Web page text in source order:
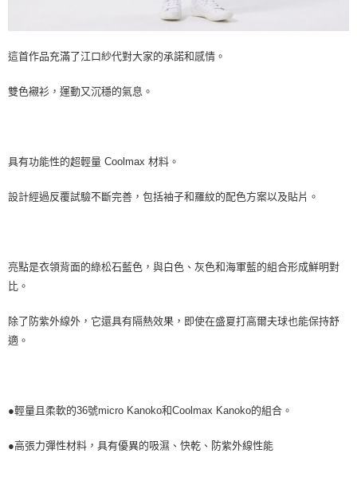
這首作品充滿了江口紗代對大家的承諾和感情。
雙色襯衫，運動又沉穩的氣息。
具有功能性的超輕量 Coolmax 材料。
設計經過反覆試驗不斷完善，包括袖子和羅紋的配色方案以及貼片。
亮點是衣領背面的綠松石藍色，與白色、灰色和海軍藍的組合形成鮮明對
比。
除了防紫外線外，它還具有隔熱效果，即使在盛夏打高爾夫球也能保持舒
適。
●輕量且柔軟的36號micro Kanoko和Coolmax Kanoko的組合。
●高張力彈性材料，具有優異的吸濕、快乾、防紫外線性能